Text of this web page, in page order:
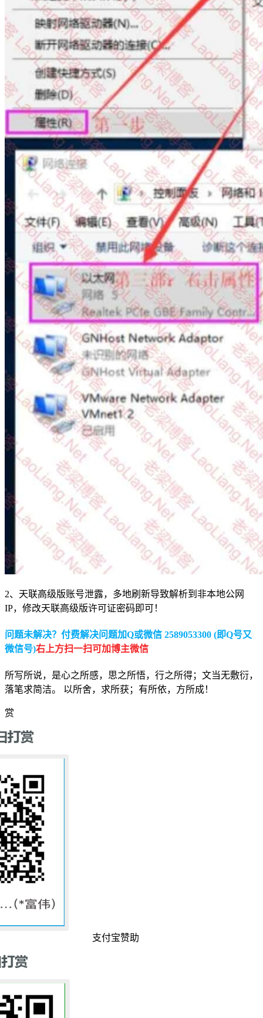
2、天联高级版账号泄露，多地刷新导致解析到非本地公网
IP，修改天联高级版许可证密码即可！
问题未解决？付费解决问题加Q或微信 2589053300 (即Q号又
微信号)右上方扫一扫可加博主微信
所写所说，是心之所感，思之所悟，行之所得；文当无敷衍，
落笔求简洁。 以所舍，求所获；有所依，方所成！
赏
支付宝赞助